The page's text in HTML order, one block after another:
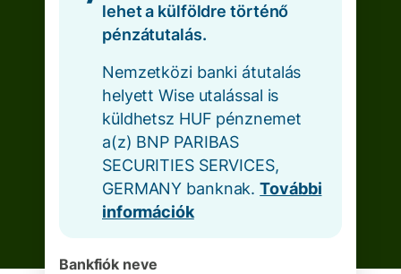
lehet a külföldre történő
pénzátutalás.
Nemzetközi banki átutalás
helyett Wise utalással is
küldhetsz HUF pénznemet
a(z) BNP PARIBAS
SECURITIES SERVICES,
GERMANY banknak.További
információk
Bankfiók neve